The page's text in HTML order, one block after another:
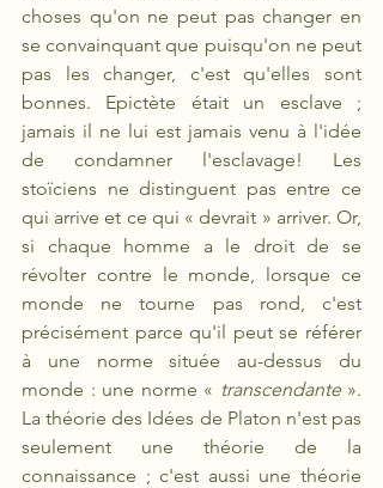
choses qu'on ne peut pas changer en
se convainquant que puisqu'on ne peut
pas les changer, c'est qu'elles sont
bonnes. Epictète était un esclave ;
jamais il ne lui est jamais venu à l'idée
de condamner l'esclavage! Les
stoïciens ne distinguent pas entre ce
qui arrive et ce qui « devrait » arriver. Or,
si chaque homme a le droit de se
révolter contre le monde, lorsque ce
monde ne tourne pas rond, c'est
précisément parce qu'il peut se référer
à une norme située au-dessus du
monde : une norme « transcendante ».
La théorie des Idées de Platon n'est pas
seulement une théorie de la
connaissance ; c'est aussi une théorie